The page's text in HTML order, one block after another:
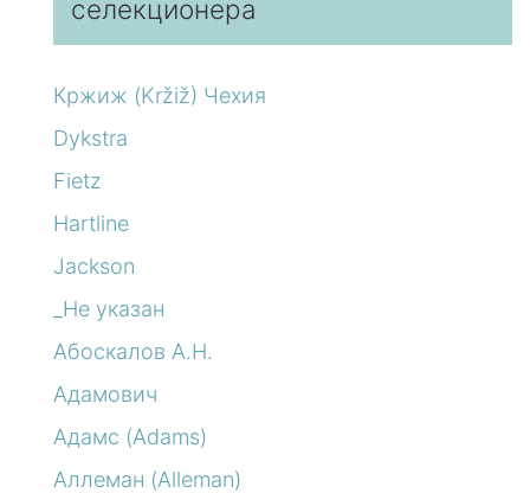
селекционера
Кржиж (Kržiž) Чехия
Dykstra
Fietz
Hartline
Jackson
_Не указан
Абоскалов А.Н.
Адамович
Адамс (Adams)
Аллеман (Alleman)